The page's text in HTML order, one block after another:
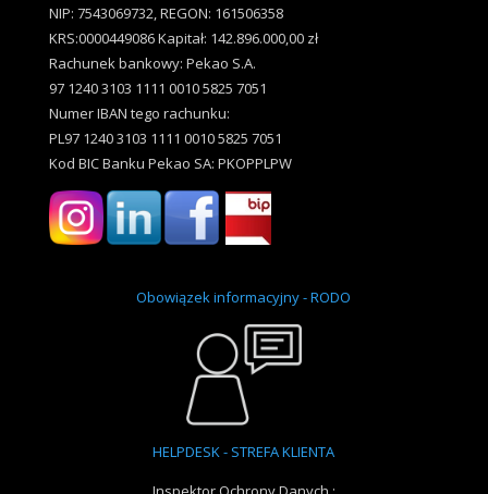
NIP: 7543069732, REGON: 161506358
KRS:0000449086 Kapitał: 142.896.000,00 zł
Rachunek bankowy: Pekao S.A.
97 1240 3103 1111 0010 5825 7051
Numer IBAN tego rachunku:
PL97 1240 3103 1111 0010 5825 7051
Kod BIC Banku Pekao SA: PKOPPLPW
Obowiązek informacyjny - RODO
HELPDESK - STREFA KLIENTA